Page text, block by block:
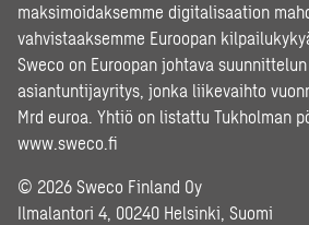
maksimoidaksemme digitalisaation
vahvistaaksemme Euroopan
Sweco on Euroopan johtava
asiantuntijayritys, jonka liikevaihto
Mrd euroa. Yhtiö on listattu Tukholman
www.sweco.fi
© 2026 Sweco Finland Oy
Ilmalantori 4, 00240 Helsinki, Suomi